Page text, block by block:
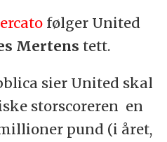
følger United
Mertens tett.
sier United skal
storscoreren en
pund (i året,